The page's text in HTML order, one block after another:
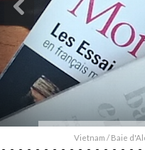
Vietnam / Baie